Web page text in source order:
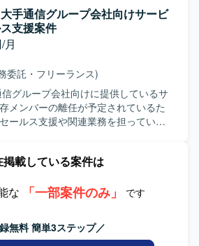
技術検証・提案環境となります。
を通じて要件を整理し、提案資料の
の検討をリードしていただきます。
視点で課題を整理し、自ら主体的に
る方を求めています。関係者と円滑
を取りながら業務を推進できる方を
流工程から提案まで一貫して関わる
ットワークトレンドやソリューショ
キルを高めていただけます。営業と
術を用いたソリューション提案を行
大手通信グループ会社向けサービ
支援案件
月
委託・フリーランス)
信グループ会社向けに提供しているサ
メンバーの離任が予定されているた
ールス支援や関連業務を担っていた
ント営業部隊とサービス実施の技術
いただきます。また、社内報告業務
に立ち、関係者と円滑にコミュニケ
掲載している案件は
な
「一部案件のみ」 です
無料 簡単3ステップ／